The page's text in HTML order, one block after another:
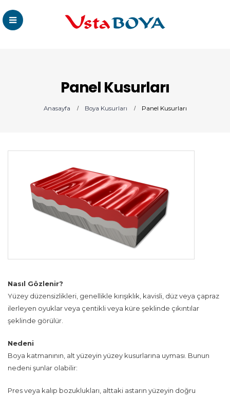
Panel Kusurları
Anasayfa Boya Kusurları Panel Kusurları
Nasıl Gözlenir?
Yüzey düzensizlikleri, genellikle kırışıklık, kavisli, düz veya çapraz
ilerleyen oyuklar veya çentikli veya küre şeklinde çıkıntılar
şeklinde görülür.
Nedeni
Boya katmanının, alt yüzeyin yüzey kusurlarına uyması. Bunun
nedeni şunlar olabilir:
Pres veya kalıp bozuklukları, alttaki astarın yüzeyin doğru